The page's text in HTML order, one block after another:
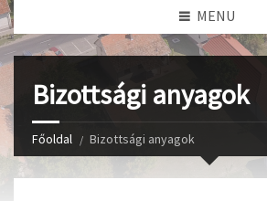
MENU
Bizottsági anyagok
Főoldal Bizottsági anyagok